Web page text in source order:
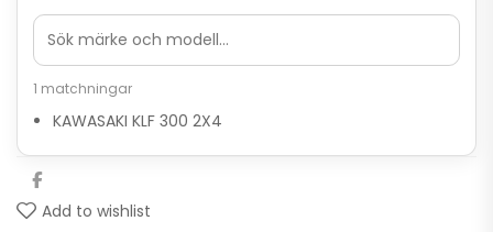
1 matchningar
KAWASAKI KLF 300 2X4
Add to wishlist